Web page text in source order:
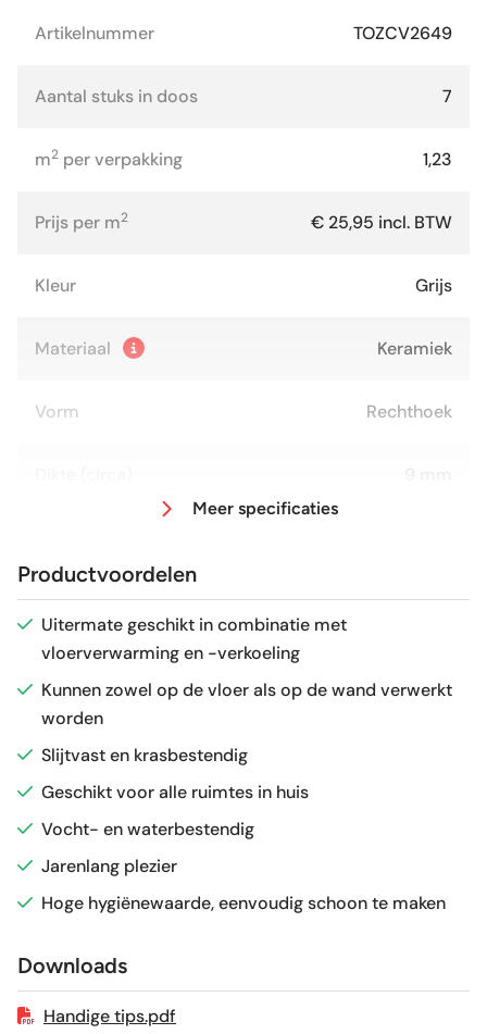
Artikelnummer TOZCV2649
Aantal stuks in doos 7
m2 per verpakking 1,23
Prijs per m2 € 25,95 incl. BTW
Kleur Grijs
Materiaal Keramiek
Vorm Rechthoek
Antislipwaarde R9
Glans / Mat
Gerectificeerd
Vorstbestendig
Sortering
Craquelé Nee
Geschikt voor vloerverwarming
Meer specificaties
Productvoordelen
Uitermate geschikt in combinatie met
vloerverwarming en -verkoeling
Kunnen zowel op de vloer als op de wand verwerkt
worden
Slijtvast en krasbestendig
Geschikt voor alle ruimtes in huis
Vocht- en waterbestendig
Jarenlang plezier
Hoge hygiënewaarde, eenvoudig schoon te maken
Downloads
Handige tips.pdf